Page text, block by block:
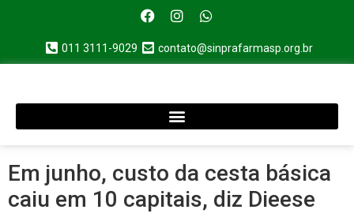
011 3111-9029 contato@sinprafarmasp.org.br
Em junho, custo da cesta básica
caiu em 10 capitais, diz Dieese